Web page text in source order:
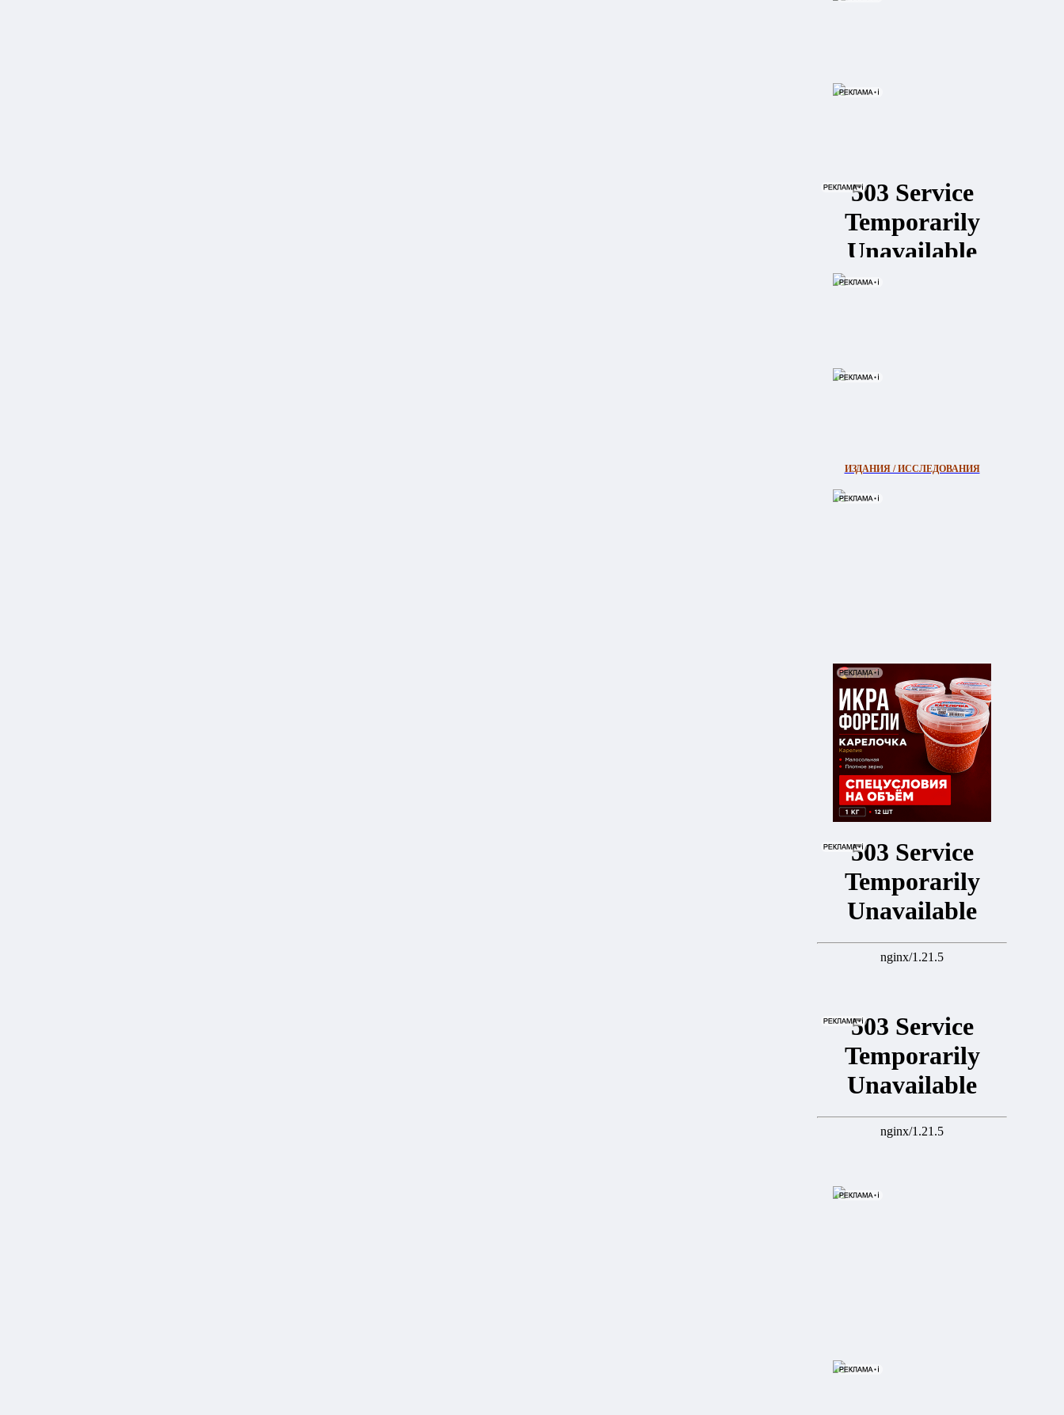
ИЗДАНИЯ / ИССЛЕДОВАНИЯ